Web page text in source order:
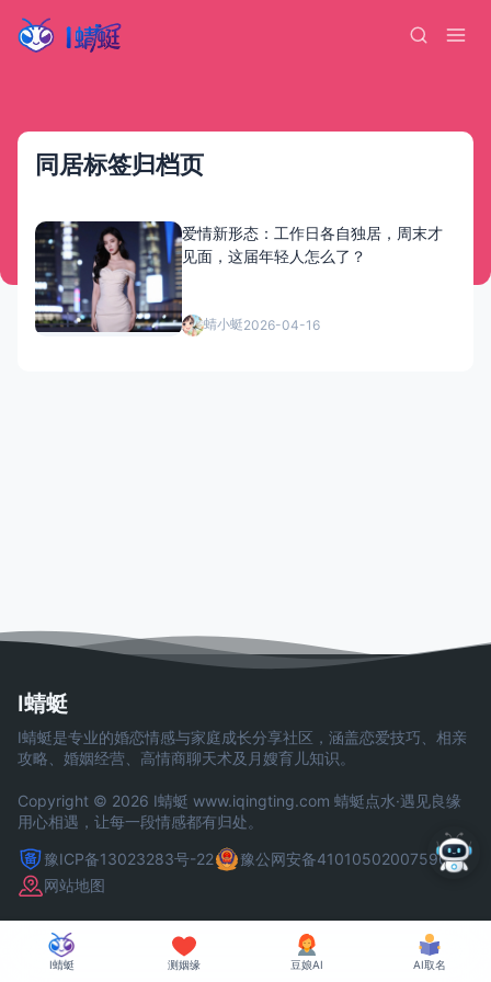
同居标签归档页
爱情新形态：工作日各自独居，周末才
见面，这届年轻人怎么了？
蜻小蜓2026-04-16
I蜻蜓
I蜻蜓是专业的婚恋情感与家庭成长分享社区，涵盖恋爱技巧、相亲
攻略、婚姻经营、高情商聊天术及月嫂育儿知识。
Copyright © 2026 I蜻蜓 www.iqingting.com 蜻蜓点水·遇见良缘
用心相遇，让每一段情感都有归处。
豫ICP备13023283号-22
豫公网安备41010502007590号
网站地图
I蜻蜓 测姻缘 豆娘AI AI取名